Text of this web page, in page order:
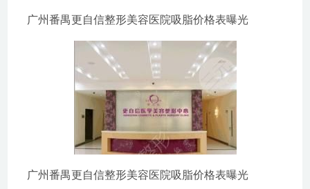
广州番禺更自信整形美容医院吸脂价格表曝光
广州番禺更自信整形美容医院吸脂价格表曝光